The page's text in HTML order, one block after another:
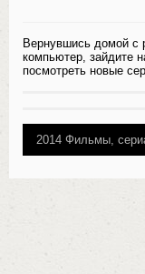
Вернувшись домой с
компьютер, зайдите
посмотреть новые
2014 Фильмы,